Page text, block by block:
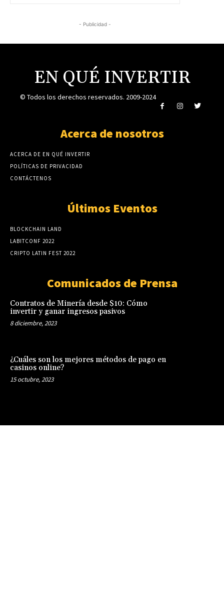
- Publicidad -
EN QUÉ INVERTIR
© Todos los derechos reservados. 2009-2024
Acerca de nosotros
ACERCA DE EN QUÉ INVERTIR
POLÍTICAS DE PRIVACIDAD
CONTÁCTENOS
Últimos Eventos
BLOCKCHAIN LAND
LABITCONF 2022
CRIPTO LATIN FEST 2022
Comunicados de Prensa
Contratos de Minería desde $10: Cómo
invertir y ganar ingresos pasivos
8 diciembre, 2023
¿Cuáles son los mejores métodos de pago en
casinos online?
15 octubre, 2023